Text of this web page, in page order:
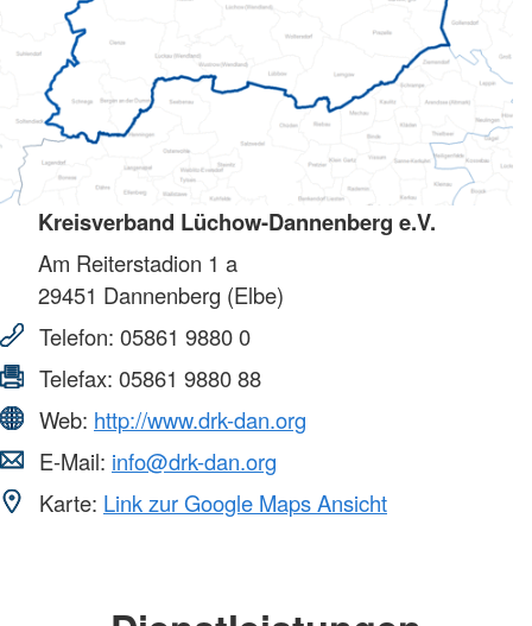
Kreisverband Lüchow-Dannenberg e.V.
Am Reiterstadion 1 a
29451 Dannenberg (Elbe)
Telefon: 05861 9880 0
Telefax: 05861 9880 88
Web: http://www.drk-dan.org
E-Mail: info@drk-dan.org
Karte: Link zur Google Maps Ansicht